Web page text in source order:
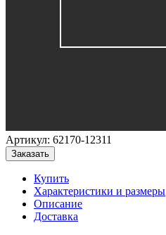
Артикул: 62170-12311
Заказать
Купить
Характеристики и размеры
Описание
Доставка